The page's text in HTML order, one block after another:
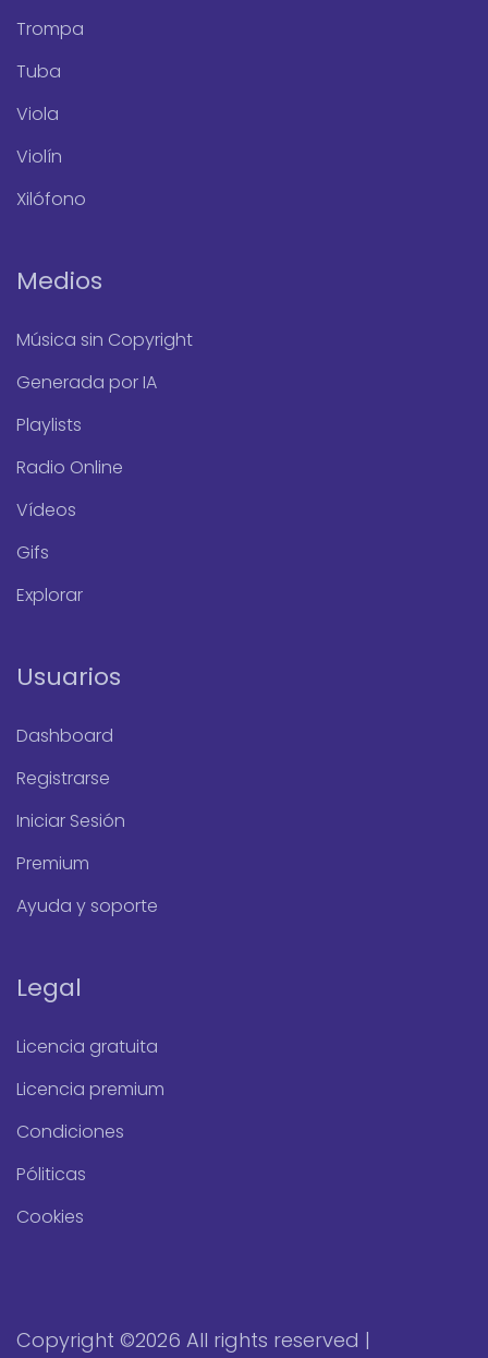
Trompa
Tuba
Viola
Violín
Xilófono
Medios
Música sin Copyright
Generada por IA
Playlists
Radio Online
Vídeos
Gifs
Explorar
Usuarios
Dashboard
Registrarse
Iniciar Sesión
Premium
Ayuda y soporte
Legal
Licencia gratuita
Licencia premium
Condiciones
Póliticas
Cookies
Copyright ©2026 All rights reserved |